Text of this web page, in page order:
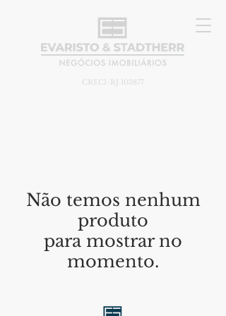
CRECI-RJ 103877
Não temos nenhum
produto
para mostrar no
momento.